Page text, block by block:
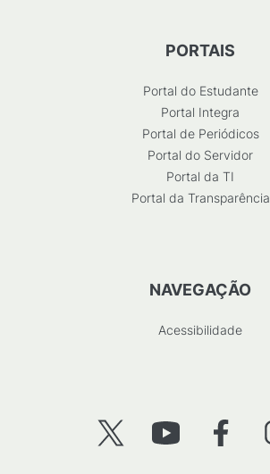
PORTAIS
Portal do Estudante
Portal Integra
Portal de Periódicos
Portal do Servidor
Portal da TI
Portal da Transparência
NAVEGAÇÃO
Acessibilidade